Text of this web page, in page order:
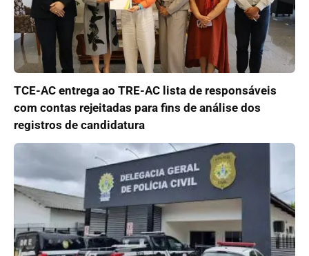
TCE-AC entrega ao TRE-AC lista de responsáveis
com contas rejeitadas para fins de análise dos
registros de candidatura